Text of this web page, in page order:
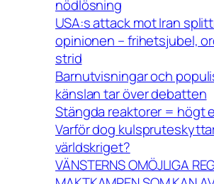
nödlösning
USA:s attack mot Iran
opinionen – frihetsjubel,
strid
Barnutvisningar och
känslan tar över debatten
Stängda reaktorer = högt
Varför dog
världskriget?
VÄNSTERNS OMÖJLIGA